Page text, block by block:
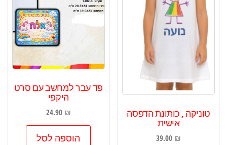
טוניקה , כותונת הדפסה
אישית
39.00 ₪
פד עבר למחשב עם סרט
היקפי
24.90 ₪
הוספה לסל